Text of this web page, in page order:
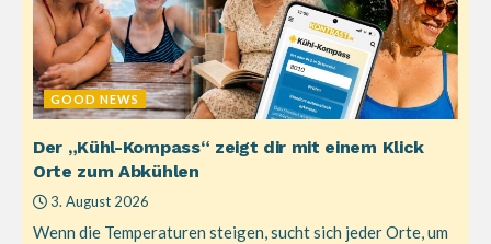
GOOD NEWS
Der „Kühl-Kompass“ zeigt dir mit einem Klick
Orte zum Abkühlen
3. August 2026
Wenn die Temperaturen steigen, sucht sich jeder Orte, um